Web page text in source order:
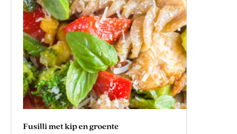
Fusilli met kip en groente